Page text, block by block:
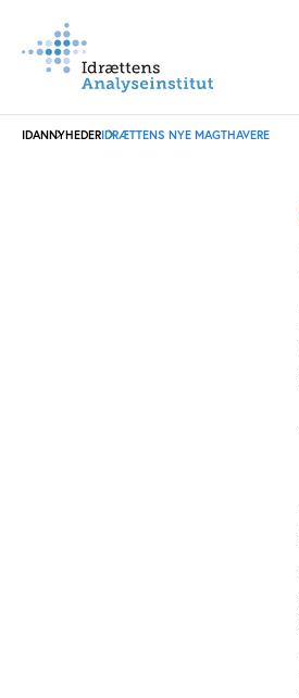
IDANNYHEDERIDRÆTTENS NYE MAGTHAVERE